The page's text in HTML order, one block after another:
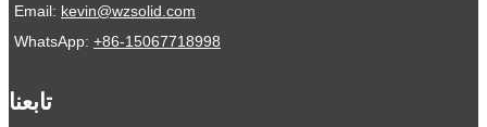
Email: kevin@wzsolid.com
WhatsApp: +86-15067718998
تابعنا